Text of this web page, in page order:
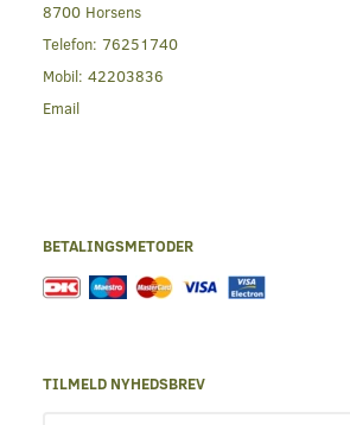
8700 Horsens
Telefon: 76251740
Mobil: 42203836
Email
BETALINGSMETODER
TILMELD NYHEDSBREV